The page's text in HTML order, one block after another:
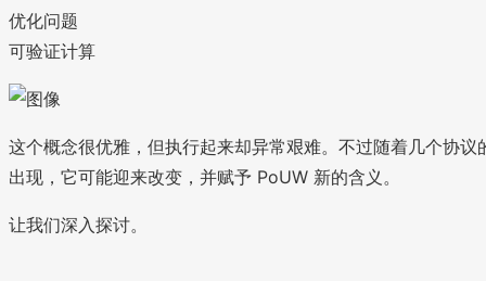
优化问题
可验证计算
这个概念很优雅，但执行起来却异常艰难。不过随着几个协议
出现，它可能迎来改变，并赋予 PoUW 新的含义。
让我们深入探讨。